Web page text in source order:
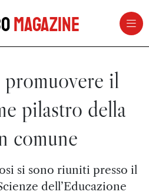
Magazine
il
pilastro della
comune
si sono riuniti presso il
dell’Educazione